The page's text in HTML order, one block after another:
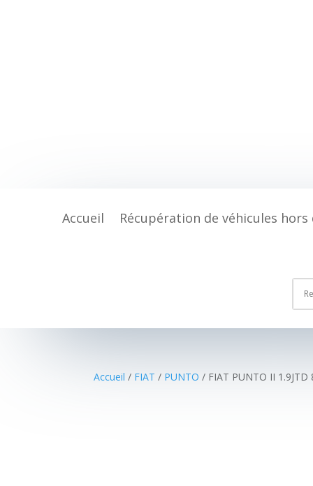
Accueil Récupération de véhicules hors
Accueil / FIAT / PUNTO / FIAT PUNTO II 1.9JTD